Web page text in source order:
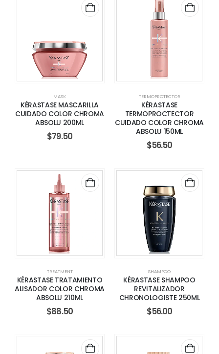
MASK
KÉRASTASE MASCARILLA
CUIDADO COLOR CHROMA
ABSOLU 200ML
$79.50
TERMOPROTECTOR
KÉRASTASE
TERMOPROCTECTOR
CUIDADO COLOR CHROMA
ABSOLU 150ML
$56.50
TREATMENT
KÉRASTASE TRATAMIENTO
ALISADOR COLOR CHROMA
ABSOLU 210ML
$88.50
SHAMPOO
KÉRASTASE SHAMPOO
REVITALIZADOR
CHRONOLOGISTE 250ML
$56.00